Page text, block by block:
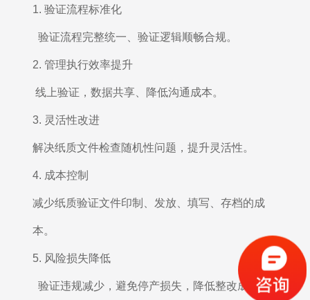
1. 验证流程标准化
验证流程完整统一、验证逻辑顺畅合规。
2. 管理执行效率提升
线上验证，数据共享、降低沟通成本。
3. 灵活性改进
解决纸质文件检查随机性问题，提升灵活性。
4. 成本控制
减少纸质验证文件印制、发放、填写、存档的成
本。
5. 风险损失降低
验证违规减少，避免停产损失，降低整改成本。